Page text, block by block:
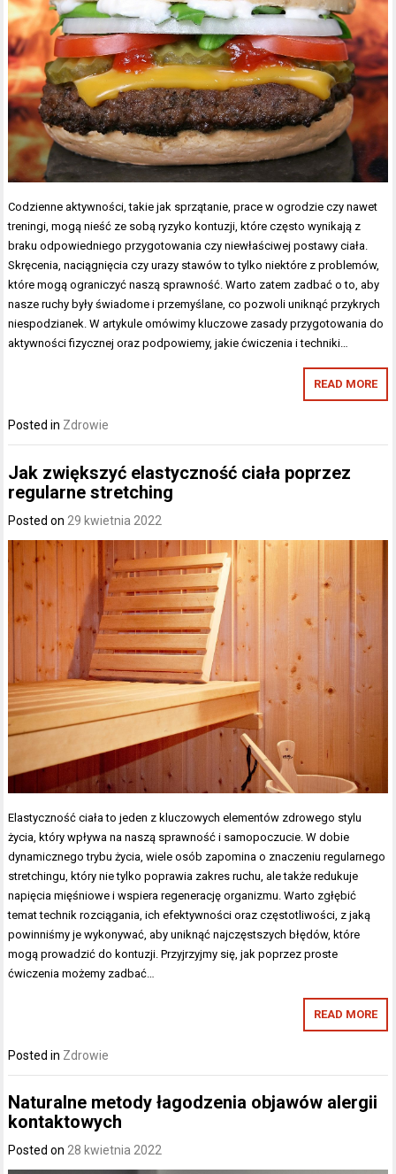
Codzienne aktywności, takie jak sprzątanie, prace w ogrodzie czy nawet
treningi, mogą nieść ze sobą ryzyko kontuzji, które często wynikają z
braku odpowiedniego przygotowania czy niewłaściwej postawy ciała.
Skręcenia, naciągnięcia czy urazy stawów to tylko niektóre z problemów,
które mogą ograniczyć naszą sprawność. Warto zatem zadbać o to, aby
nasze ruchy były świadome i przemyślane, co pozwoli uniknąć przykrych
niespodzianek. W artykule omówimy kluczowe zasady przygotowania do
aktywności fizycznej oraz podpowiemy, jakie ćwiczenia i techniki…
READ MORE
Posted in Zdrowie
Jak zwiększyć elastyczność ciała poprzez
regularne stretching
Posted on 29 kwietnia 2022
Elastyczność ciała to jeden z kluczowych elementów zdrowego stylu
życia, który wpływa na naszą sprawność i samopoczucie. W dobie
dynamicznego trybu życia, wiele osób zapomina o znaczeniu regularnego
stretchingu, który nie tylko poprawia zakres ruchu, ale także redukuje
napięcia mięśniowe i wspiera regenerację organizmu. Warto zgłębić
temat technik rozciągania, ich efektywności oraz częstotliwości, z jaką
powinniśmy je wykonywać, aby uniknąć najczęstszych błędów, które
mogą prowadzić do kontuzji. Przyjrzyjmy się, jak poprzez proste
ćwiczenia możemy zadbać…
READ MORE
Posted in Zdrowie
Naturalne metody łagodzenia objawów alergii
kontaktowych
Posted on 28 kwietnia 2022